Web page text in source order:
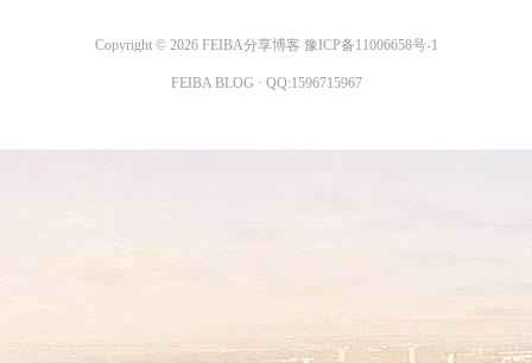
Copyright © 2026 FEIBA分享博客 豫ICP备11006658号-1
FEIBA BLOG · QQ:1596715967